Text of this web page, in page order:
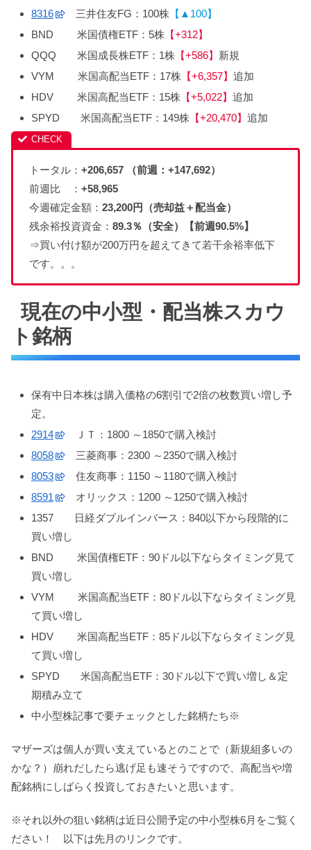
8316
三井住友FG：100株 【▲100】
BND 米国債権ETF：5株 【+312】
QQQ 米国成長株ETF：1株 【+586】 新規
VYM 米国高配当ETF：17株 【+6,357】 追加
HDV 米国高配当ETF：15株 【+5,022】 追加
SPYD 米国高配当ETF：149株 【+20,470】 追加
トータル： +206,657 （前週：+147,692）
前週比 ： +58,965
今週確定金額： 23,200円（売却益＋配当金）
残余裕投資資金： 89.3％（安全）【前週90.5%】
⇒買い付け額が200万円を超えてきて若干余裕率低下
です。。。
現在の中小型・配当株スカウ
ト銘柄
保有中日本株は購入価格の6割引で2倍の枚数買い増し予
定。
2914
ＪＴ：1800 ～1850で購入検討
8058
三菱商事：2300 ～2350で購入検討
8053
住友商事：1150 ～1180で購入検討
8591
オリックス：1200 ～1250で購入検討
1357 日経ダブルインバース：840以下から段階的に
買い増し
BND 米国債権ETF：90ドル以下ならタイミング見て
買い増し
VYM 米国高配当ETF：80ドル以下ならタイミング見
て買い増し
HDV 米国高配当ETF：85ドル以下ならタイミング見
て買い増し
SPYD 米国高配当ETF：30ドル以下で買い増し＆定
期積み立て
中小型株記事で要チェックとした銘柄たち※
マザーズは個人が買い支えているとのことで（新規組多いの
かな？）崩れだしたら逃げ足も速そうですので、高配当や増
配銘柄にしばらく投資しておきたいと思います。
※それ以外の狙い銘柄は近日公開予定の中小型株6月をご覧く
ださい！ 以下は先月のリンクです。